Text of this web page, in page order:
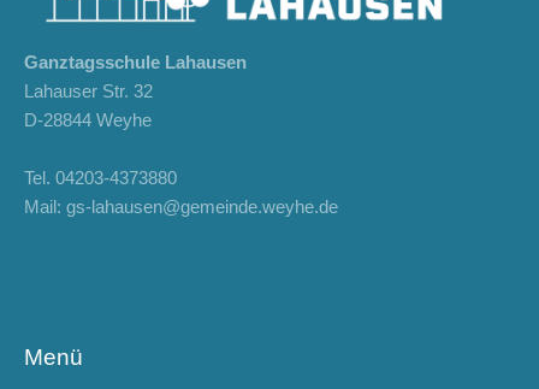
Ganztagsschule Lahausen
Lahauser Str. 32
D-28844 Weyhe
Tel.04203-4373880
Mail:gs-lahausen@gemeinde.weyhe.de
Menü